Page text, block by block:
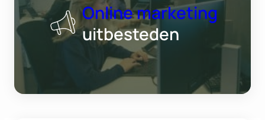
Online marketing
uitbesteden